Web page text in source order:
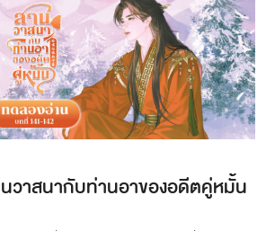
วาสนากับท่านอาของอดีตคู่หมั้น